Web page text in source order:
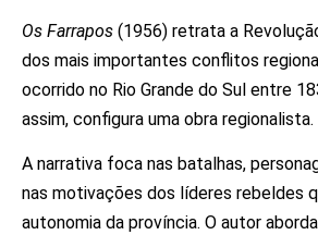
Os Farrapos (1956) retrata a
dos mais importantes conflitos
ocorrido no Rio Grande do Sul entre
assim, configura uma obra regionalista.
A narrativa foca nas batalhas,
nas motivações dos líderes rebeldes
autonomia da província. O autor